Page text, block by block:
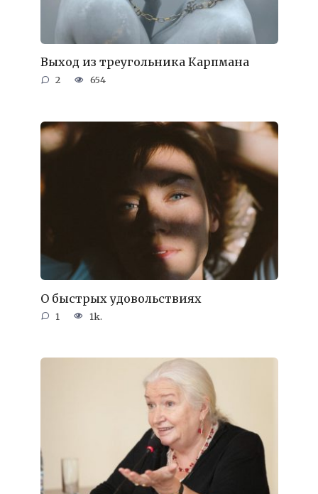
Выход из треугольника Карпмана
2 654
О быстрых удовольствиях
1 1k.